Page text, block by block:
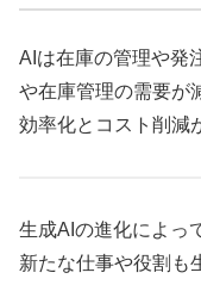
AIは在庫の管理や発
や在庫管理の需要が
効率化とコスト削減
生成AIの進化によっ
新たな仕事や役割も